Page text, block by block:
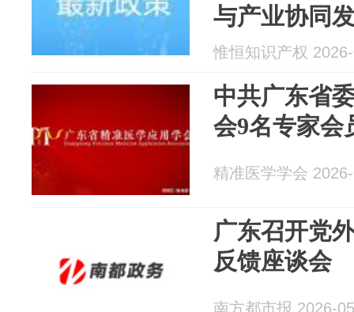
与产业协同
2030年）》
惟恒知识产权
中共广东省
会9名专家会
精准医学学会
广东召开党
反馈座谈会
南方都市报 2026-